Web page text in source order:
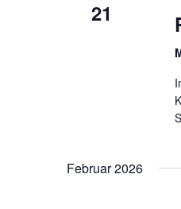
21
Februar 2026